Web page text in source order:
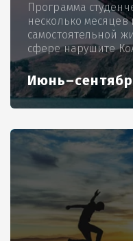
Программа
несколько
самостоятельной
сфере нарушите